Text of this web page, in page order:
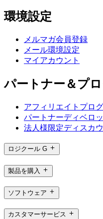
環境設定
メルマガ会員登録
メール環境設定
マイアカウント
パートナー＆プ
アフィリエイトプロ
パートナーディベロ
法人様限定ディスカ
ロジクール G
製品を購入
ソフトウェア
カスタマーサービス